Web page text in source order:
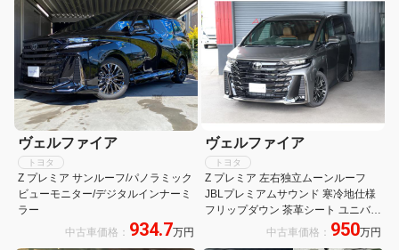
ヴェルファイア
トヨタ
Z プレミア サンルーフ/パノラミック
ビューモニター/デジタルインナーミ
ラー
中古車価格： 934.7万円
ヴェルファイア
トヨタ
Z プレミア 左右独立ムーンルーフ
JBLプレミアムサウンド 寒冷地仕様
フリップダウン 茶革シート ユニバー
サルステップ デジタルミラー ヘッド
中古車価格： 950万円